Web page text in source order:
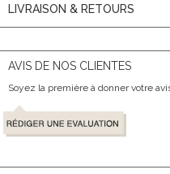
LIVRAISON & RETOURS
AVIS DE NOS CLIENTES
Soyez la première à donner votre